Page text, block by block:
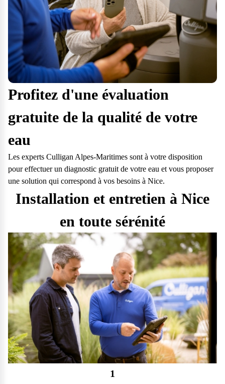
Profitez d'une évaluation
gratuite de la qualité de votre
eau
Les experts Culligan Alpes-Maritimes sont à votre disposition
pour effectuer un diagnostic gratuit de votre eau et vous proposer
une solution qui correspond à vos besoins à Nice.
Installation et entretien à Nice
en toute sérénité
1